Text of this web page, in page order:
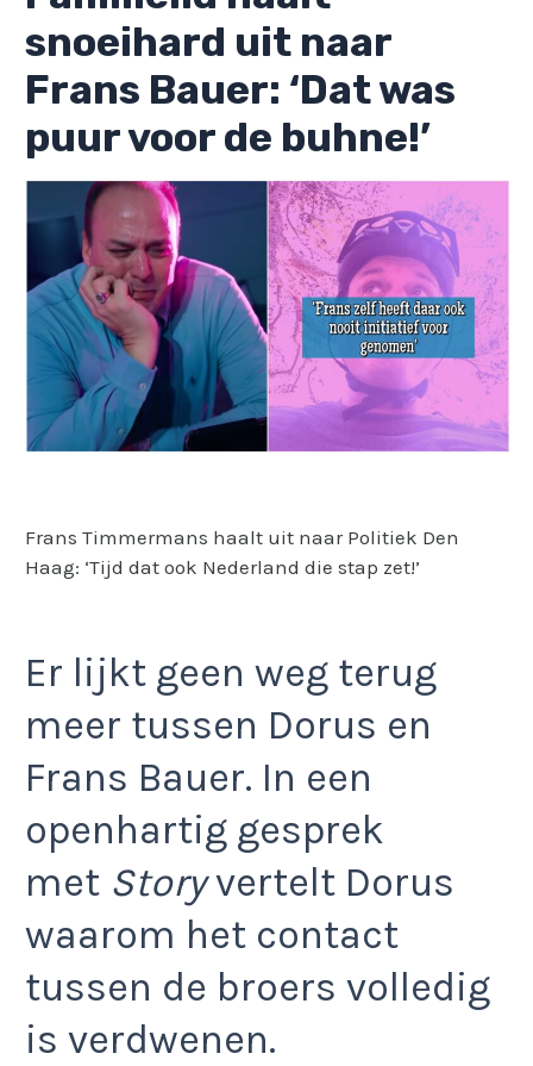
snoeihard uit naar
Frans Bauer: ‘Dat was
puur voor de buhne!’
Frans Timmermans haalt uit naar Politiek Den
Haag: ‘Tijd dat ook Nederland die stap zet!’
Er lijkt geen weg terug
meer tussen Dorus en
Frans Bauer. In een
openhartig gesprek
met Storyvertelt Dorus
waarom het contact
tussen de broers volledig
is verdwenen.